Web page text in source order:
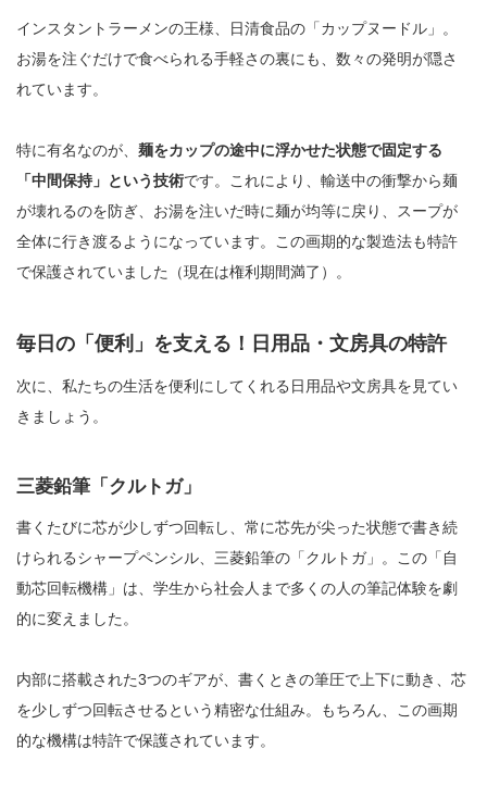
インスタントラーメンの王様、日清食品の「カップヌードル」。
お湯を注ぐだけで食べられる手軽さの裏にも、数々の発明が隠さ
れています。
特に有名なのが、 麺をカップの途中に浮かせた状態で固定する
「中間保持」という技術です。これにより、輸送中の衝撃から麺
が壊れるのを防ぎ、お湯を注いだ時に麺が均等に戻り、スープが
全体に行き渡るようになっています。この画期的な製造法も特許
で保護されていました（現在は権利期間満了）。
毎日の「便利」を支える！日用品・文房具の特許
次に、私たちの生活を便利にしてくれる日用品や文房具を見てい
きましょう。
三菱鉛筆「クルトガ」
書くたびに芯が少しずつ回転し、常に芯先が尖った状態で書き続
けられるシャープペンシル、三菱鉛筆の「クルトガ」。この「自
動芯回転機構」は、学生から社会人まで多くの人の筆記体験を劇
的に変えました。
内部に搭載された3つのギアが、書くときの筆圧で上下に動き、芯
を少しずつ回転させるという精密な仕組み。もちろん、この画期
的な機構は特許で保護されています。